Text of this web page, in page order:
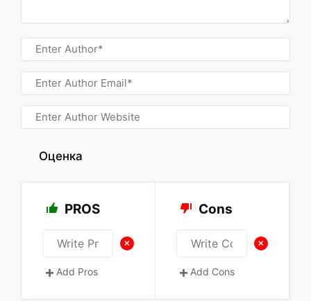
Оценка
PROS
+
Add Pros
Cons
+
Add Cons